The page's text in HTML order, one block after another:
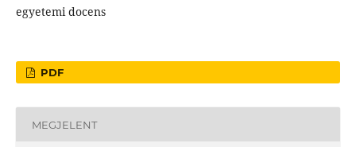
egyetemi docens
PDF
MEGJELENT